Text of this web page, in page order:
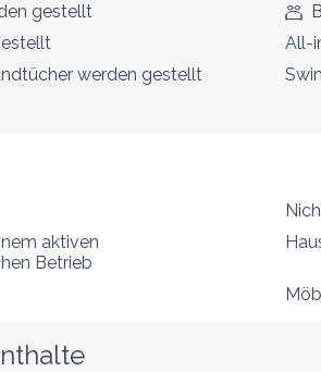
gestellt
All-
werden gestellt
aktiven
Betrieb